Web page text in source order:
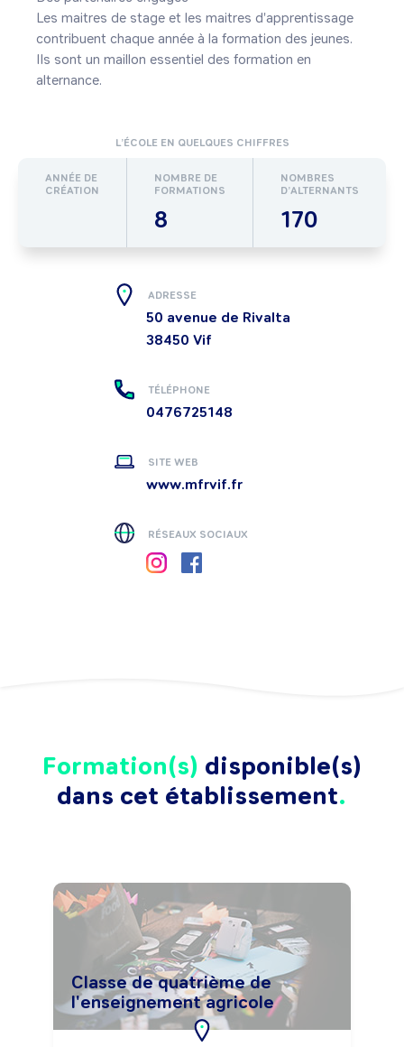
Les maitres de stage et les maitres d'apprentissage
contribuent chaque année à la formation des jeunes.
Ils sont un maillon essentiel des formation en
alternance.
L’ÉCOLE EN QUELQUES CHIFFRES
ANNÉE DE
CRÉATION
NOMBRE DE
FORMATIONS
8
NOMBRES
D’ALTERNANTS
170
ADRESSE
50 avenue de Rivalta
38450 Vif
TÉLÉPHONE
0476725148
SITE WEB
www.mfrvif.fr
RÉSEAUX SOCIAUX
Formation(s) disponible(s)
dans cet établissement
Classe de quatrième de
l'enseignement agricole